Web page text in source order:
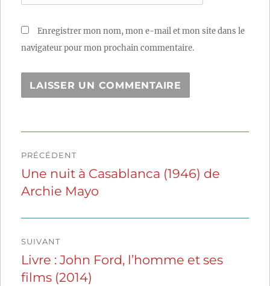
Enregistrer mon nom, mon e-mail et mon site dans le
navigateur pour mon prochain commentaire.
de
l’article
PRÉCÉDENT
Publication
précédente :
Une nuit à Casablanca (1946) de
Archie Mayo
SUIVANT
Publication
suivante :
Livre : John Ford, l’homme et ses
films (2014)